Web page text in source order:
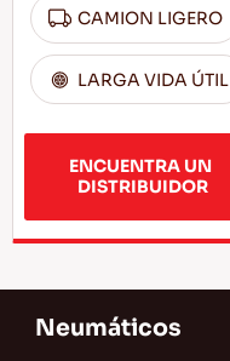
CAMION LIGERO
LARGA VIDA ÚTIL
ENCUENTRA UN
DISTRIBUIDOR
Neumáticos